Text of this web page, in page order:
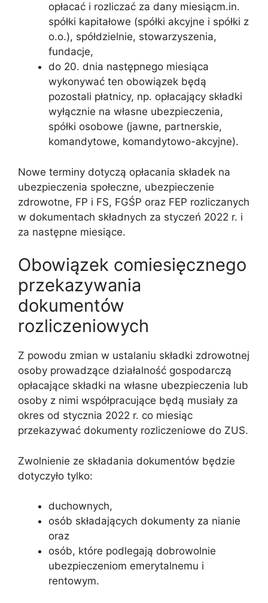
opłacać i rozliczać za dany miesiącm.in.
spółki kapitałowe (spółki akcyjne i spółki z
o.o.), spółdzielnie, stowarzyszenia,
fundacje,
do 20. dnia następnego miesiąca
wykonywać ten obowiązek będą
pozostali płatnicy, np. opłacający składki
wyłącznie na własne ubezpieczenia,
spółki osobowe (jawne, partnerskie,
komandytowe, komandytowo-akcyjne).
Nowe terminy dotyczą opłacania składek na
ubezpieczenia społeczne, ubezpieczenie
zdrowotne, FP i FS, FGŚP oraz FEP rozliczanych
w dokumentach składnych za styczeń 2022 r. i
za następne miesiące.
Obowiązek comiesięcznego
przekazywania
dokumentów
rozliczeniowych
Z powodu zmian w ustalaniu składki zdrowotnej
osoby prowadzące działalność gospodarczą
opłacające składki na własne ubezpieczenia lub
osoby z nimi współpracujące będą musiały za
okres od stycznia 2022 r. co miesiąc
przekazywać dokumenty rozliczeniowe do ZUS.
Zwolnienie ze składania dokumentów będzie
dotyczyło tylko:
duchownych,
osób składających dokumenty za nianie
oraz
osób, które podlegają dobrowolnie
ubezpieczeniom emerytalnemu i
rentowym.